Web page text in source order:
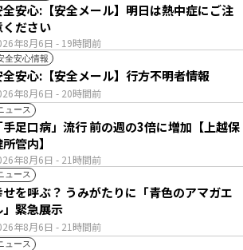
年8月6日 - 19時間前
全安心:【安全メール】明日は熱中症にご注
ください
全安心情報
年8月6日 - 20時間前
全安心:【安全メール】行方不明者情報
ュース
年8月6日 - 21時間前
足口病」流行 前の週の3倍に増加【上越保
管内】
ュース
年8月6日 - 21時間前
せを呼ぶ？ うみがたりに「青色のアマガエ
」緊急展示
ュース